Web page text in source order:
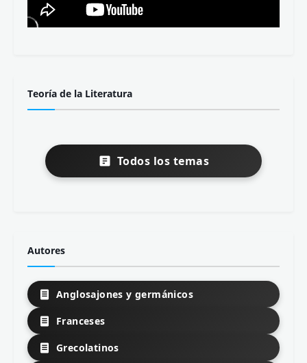
Teoría de la Literatura
Todos los temas
Autores
Anglosajones y germánicos
Franceses
Grecolatinos